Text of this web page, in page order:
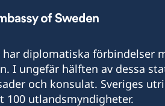
har diplomatiska förbindelser
I ungefär hälften av dessa
och konsulat. Sveriges
100 utlandsmyndigheter.